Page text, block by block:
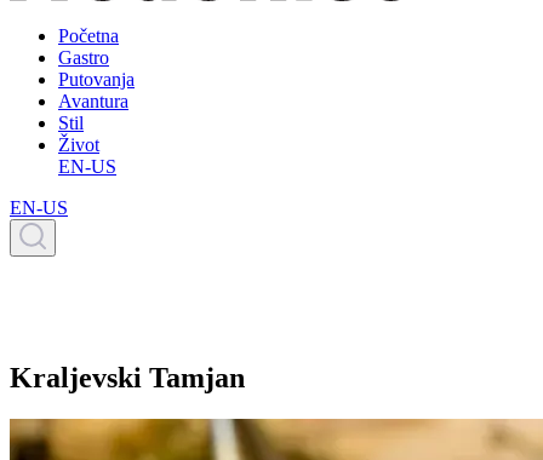
Početna
Gastro
Putovanja
Avantura
Stil
Život
EN-US
EN-US
Kraljevski Tamjan